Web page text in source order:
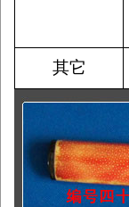
其它